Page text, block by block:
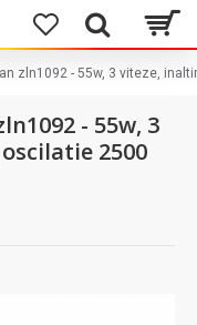
zln1092 - 55w, 3 viteze,
- 55w, 3
2500